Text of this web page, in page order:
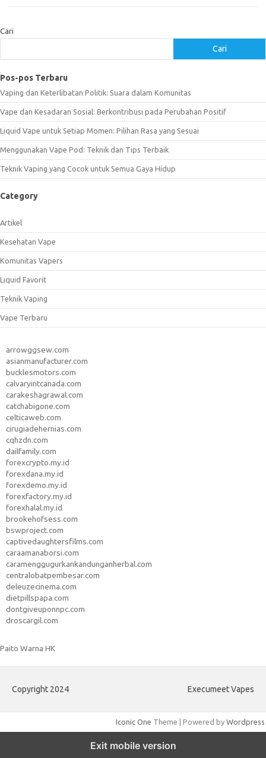
Cari
Cari
Pos-pos Terbaru
Vaping dan Keterlibatan Politik: Suara dalam Komunitas
Vape dan Kesadaran Sosial: Berkontribusi pada Perubahan Positif
Liquid Vape untuk Setiap Momen: Pilihan Rasa yang Sesuai
Menggunakan Vape Pod: Teknik dan Tips Terbaik
Teknik Vaping yang Cocok untuk Semua Gaya Hidup
Category
Artikel
Kesehatan Vape
Komunitas Vapers
Liquid Favorit
Teknik Vaping
Vape Terbaru
arrowggsew.com
asianmanufacturer.com
bucklesmotors.com
calvaryintcanada.com
carakeshagrawal.com
catchabigone.com
celticaweb.com
cirugiadehernias.com
cqhzdn.com
dailfamily.com
forexcrypto.my.id
forexdana.my.id
forexdemo.my.id
forexfactory.my.id
forexhalal.my.id
brookehofsess.com
bswproject.com
captivedaughtersfilms.com
caraamanaborsi.com
caramenggugurkankandunganherbal.com
centralobatpembesar.com
deleuzecinema.com
dietpillspapa.com
dontgiveuponnpc.com
droscargil.com
Paito Warna HK
Copyright 2024 Execumeet Vapes
Iconic One Theme | Powered by Wordpress
Exit mobile version